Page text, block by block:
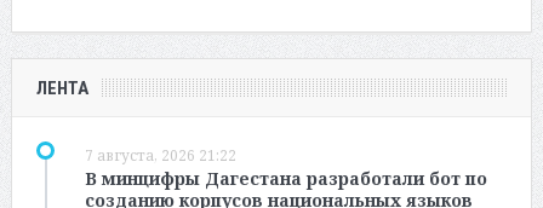
ЛЕНТА
7 августа, 2026 21:22
В минцифры Дагестана разработали бот по
созданию корпусов национальных языков